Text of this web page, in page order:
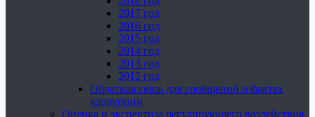
2017 год
2016 год
2015 год
2014 год
2013 год
2012 год
Обратная связь для сообщений о фактах
коррупции
Оценка и экспертиза регулирующего воздействия,